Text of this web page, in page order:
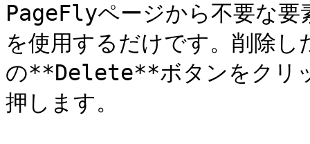
PageFlyページから不要な要
を使用するだけです。削除
の**Delete**ボタンをクリ
押します。